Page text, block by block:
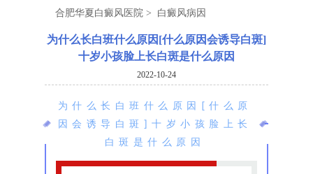
合肥华夏白癜风医院 > 白癜风病因
为什么长白班什么原因[什么原因会诱导白斑]
十岁小孩脸上长白斑是什么原因
2022-10-24
为什么长白班什么原因[什么原
因会诱导白斑]十岁小孩脸上长
白斑是什么原因